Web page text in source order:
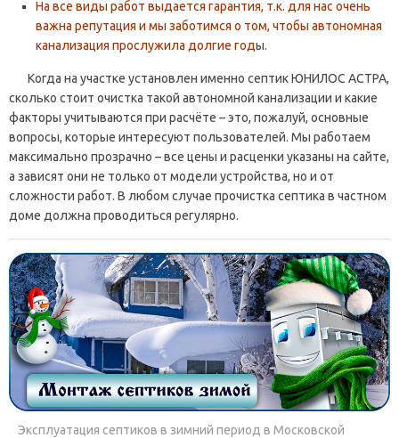
На все виды работ выдается гарантия, т.к. для нас очень
важна репутация и мы заботимся о том, чтобы автономная
канализация прослужила долгие годы.
Когда на участке установлен именно септик ЮНИЛОС АСТРА,
сколько стоит очистка такой автономной канализации и какие
факторы учитываются при расчёте – это, пожалуй, основные
вопросы, которые интересуют пользователей. Мы работаем
максимально прозрачно – все цены и расценки указаны на сайте,
а зависят они не только от модели устройства, но и от
сложности работ. В любом случае прочистка септика в частном
доме должна проводиться регулярно.
Эксплуатация септиков в зимний период в Московской